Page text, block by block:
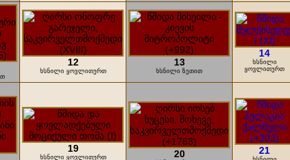
12
ხსნილი ყოვლითურთ
13
ხსნილი ზეთით
14
ხსნილი
ყოვლითურთ
19
ხსნილი ყოვლითურთ 20 21